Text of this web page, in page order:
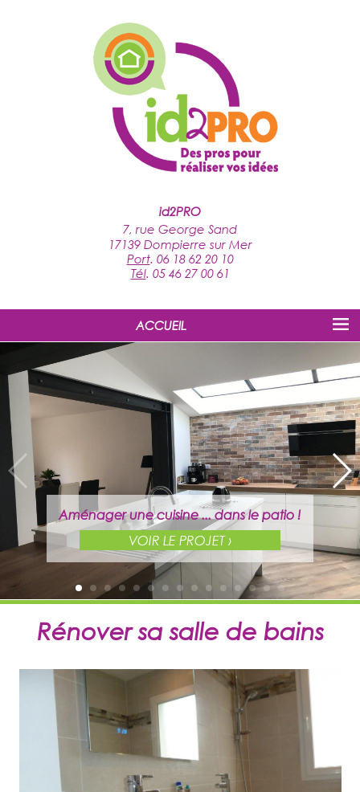
id2PRO
7, rue George Sand
17139 Dompierre sur Mer
Port. 06 18 62 20 10
Tél. 05 46 27 00 61
ACCUEIL
Aménager une cuisine ... dans le patio !
VOIR LE PROJET ›
Aménager une cuisine ... dans le patio !
Rénover sa salle de bains